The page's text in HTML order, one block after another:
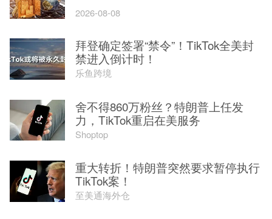
2026-08-08
拜登确定签署“禁令”！TikTok全美封
禁进入倒计时！
乐鱼跨境
舍不得860万粉丝？特朗普上任发
力，TikTok重启在美服务
Shoptop
重大转折！特朗普突然要求暂停执行
TikTok案！
至美通海外仓